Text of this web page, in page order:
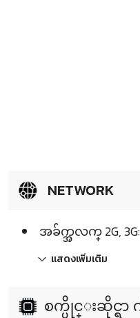
NETWORK
အခ်က္အလက္ 2G, 3G:
แสดงเพิ่มเติม
စက္ပိုင္းဆိုင္ရာ